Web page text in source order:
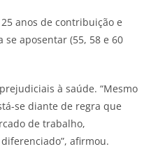
anos de contribuição e
aposentar (55, 58 e 60
à saúde. “Mesmo
se diante de regra que
de trabalho,
afirmou.